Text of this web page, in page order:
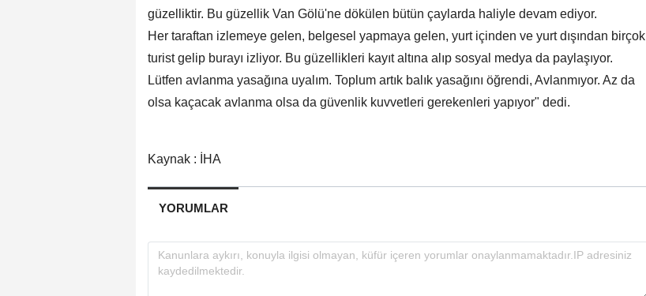
güzelliktir. Bu güzellik Van Gölü'ne dökülen bütün çaylarda haliyle devam ediyor.
Her taraftan izlemeye gelen, belgesel yapmaya gelen, yurt içinden ve yurt dışından birçok
turist gelip burayı izliyor. Bu güzellikleri kayıt altına alıp sosyal medya da paylaşıyor.
Lütfen avlanma yasağına uyalım. Toplum artık balık yasağını öğrendi, Avlanmıyor. Az da
olsa kaçacak avlanma olsa da güvenlik kuvvetleri gerekenleri yapıyor" dedi.
Kaynak : İHA
YORUMLAR